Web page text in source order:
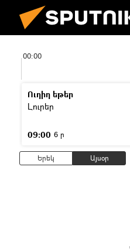
00:00
Ուղիղ եթեր
Լուրեր
09:00 6 ր
Երեկ Այսօր